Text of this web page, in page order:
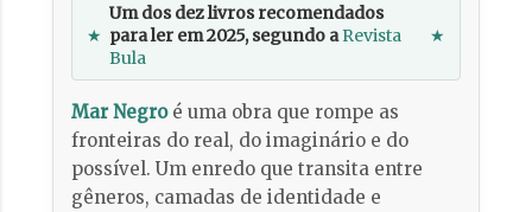
★
Um dos dez livros recomendados
para ler em 2025, segundo aRevista
Bula
★
Mar Negroé uma obra que rompe as
fronteiras do real, do imaginário e do
possível. Um enredo que transita entre
gêneros, camadas de identidade e